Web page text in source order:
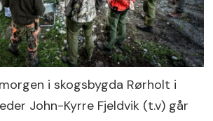
i skogsbygda Rørholt i
John-Kyrre Fjeldvik (t.v) går